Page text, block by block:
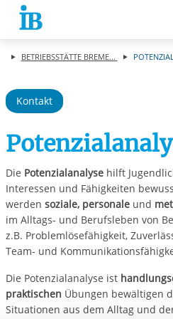
Springe zum Inhalt
BETRIEBSSTÄTTE BREME...
Kontakt
Die Potenzialanalysehilft
Interessen und Fähigkeiten
werden soziale, personaleund
im Alltags- und Berufsleben von
z.B. Problemlösefähigkeit,
Team- und
Die Potenzialanalyse ist
praktischen Übungen bewältigen
Situationen aus dem Alltag und